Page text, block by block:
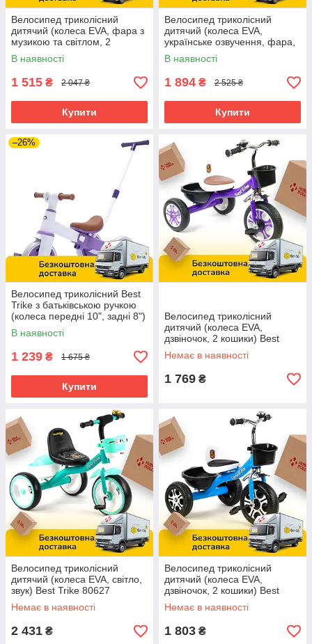
Велосипед триколісний
дитячий (колеса EVA, фара з
музикою та світлом, 2
кошики) Best Trike BS-22603
Рожевий
В наявності
1 515 ₴ 2 047 ₴
Купити
Велосипед триколісний
дитячий (колеса EVA,
українське озвучення, фара,
кошик) Best Trike BS-67800
Чорний
В наявності
1 894 ₴ 2 525 ₴
Купити
–26%
Велосипед триколісний Best
Trike з батьківською ручкою
(колеса передні 10", задні 8")
LB-10571 Фіолетовий
В наявності
1 239 ₴ 1 675 ₴
Купити
Велосипед триколісний
дитячий (колеса EVA,
дзвіночок, 2 кошики) Best
Trike LM-1355 Фіолетовий
Немає в наявності
1 769 ₴
Велосипед триколісний
дитячий (колеса EVA, світло,
звук) Best Trike 80627
Немає в наявності
2 431 ₴
Велосипед триколісний
дитячий (колеса EVA,
дзвіночок, 2 кошики) Best
Trike LM-4405 Блакитний
Немає в наявності
1 803 ₴